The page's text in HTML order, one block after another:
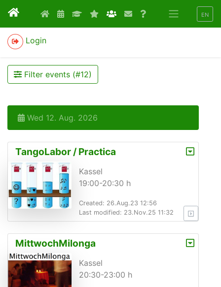
EN
Login
Filter events (#12)
Wed 12. Aug. 2026
TangoLabor / Practica
Kassel
19:00-20:30 h
Created: 26.Aug.23 12:56
Last modified: 23.Nov.25 11:32
MittwochMilonga
Kassel
20:30-23:00 h